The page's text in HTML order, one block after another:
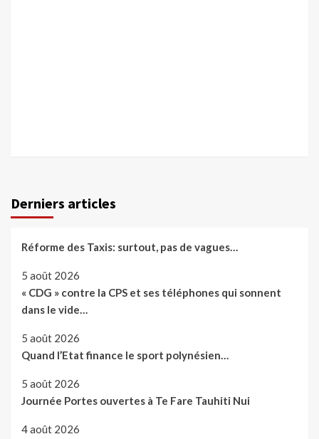
Derniers articles
Réforme des Taxis: surtout, pas de vagues…
5 août 2026
« CDG » contre la CPS et ses téléphones qui sonnent
dans le vide…
5 août 2026
Quand l’Etat finance le sport polynésien…
5 août 2026
Journée Portes ouvertes à Te Fare Tauhiti Nui
4 août 2026